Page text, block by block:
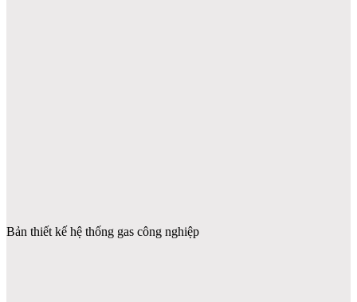
Bản thiết kế hệ thống gas công nghiệp